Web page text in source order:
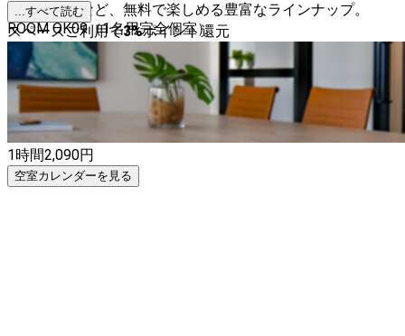
プ、お菓子など、無料で楽しめる豊富なラインナップ。
ROOM OK09（1名用完全個室）
...すべて読む
スペースご利用で3%ポイント還元
1時間2,090円
空室カレンダーを見る